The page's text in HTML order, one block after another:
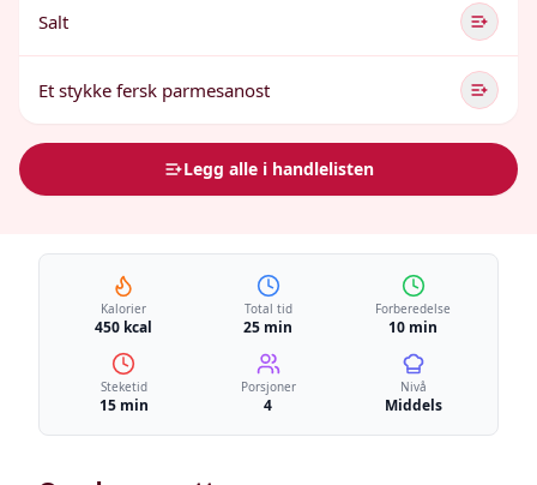
Salt
Et stykke fersk parmesanost
Legg alle i handlelisten
Kalorier
450 kcal
Total tid
25 min
Forberedelse
10 min
Steketid
15 min
Porsjoner
4
Nivå
Middels